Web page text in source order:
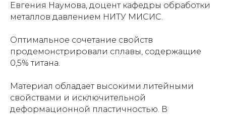
Евгения Наумова, доцент кафедры обработки
металлов давлением НИТУ МИСИС.
Оптимальное сочетание свойств
продемонстрировали сплавы, содержащие
0,5% титана.
Материал обладает высокими литейными
свойствами и исключительной
деформационной пластичностью. В